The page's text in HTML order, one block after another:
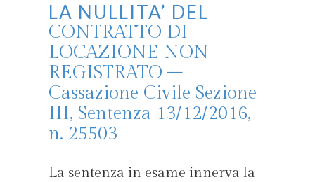
LA NULLITA’ DEL
CONTRATTO DI
LOCAZIONE NON
REGISTRATO –
Cassazione Civile Sezione
III, Sentenza 13/12/2016,
n. 25503
La sentenza in esame innerva la